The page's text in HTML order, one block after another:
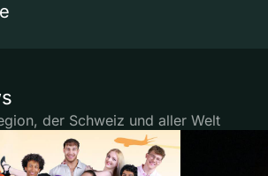
der Schweiz und aller Welt